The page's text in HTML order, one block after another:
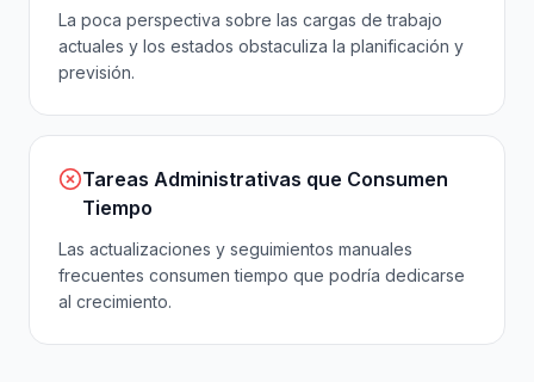
La poca perspectiva sobre las cargas de trabajo
actuales y los estados obstaculiza la planificación y
previsión.
Tareas Administrativas que Consumen
Tiempo
Las actualizaciones y seguimientos manuales
frecuentes consumen tiempo que podría dedicarse
al crecimiento.